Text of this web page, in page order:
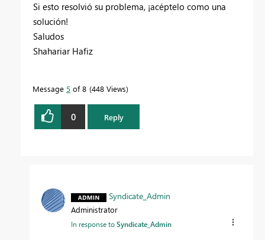
Si esto resolvió su problema, ¡acéptelo como una
solución!
Saludos
Shahariar Hafiz
Message 5 of 8 448 Views
0 Reply
Syndicate_Admin
Administrator
In response toSyndicate_Admin